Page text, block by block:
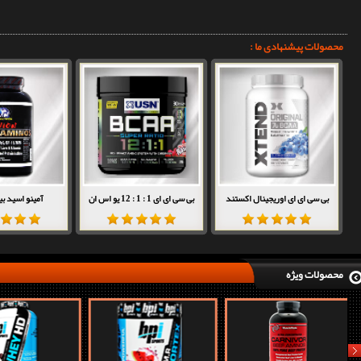
محصولات پیشنهادی ما :
بی سی ای ای اوریجینال اکستند بی سی ای ای 1 : 1 : 12 یو اس ان آمینو اسید
محصولات ویژه
next